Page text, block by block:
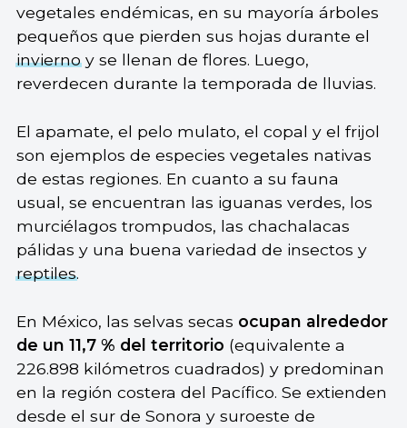
vegetales endémicas, en su mayoría árboles
pequeños que pierden sus hojas durante el
inviernoy se llenan de flores. Luego,
reverdecen durante la temporada de lluvias.
El apamate, el pelo mulato, el copal y el frijol
son ejemplos de especies vegetales nativas
de estas regiones. En cuanto a su fauna
usual, se encuentran las iguanas verdes, los
murciélagos trompudos, las chachalacas
pálidas y una buena variedad de insectos y
reptiles.
En México, las selvas secas ocupan alrededor
de un 11,7 % del territorio (equivalente a
226.898 kilómetros cuadrados) y predominan
en la región costera del Pacífico. Se extienden
desde el sur de Sonora y suroeste de